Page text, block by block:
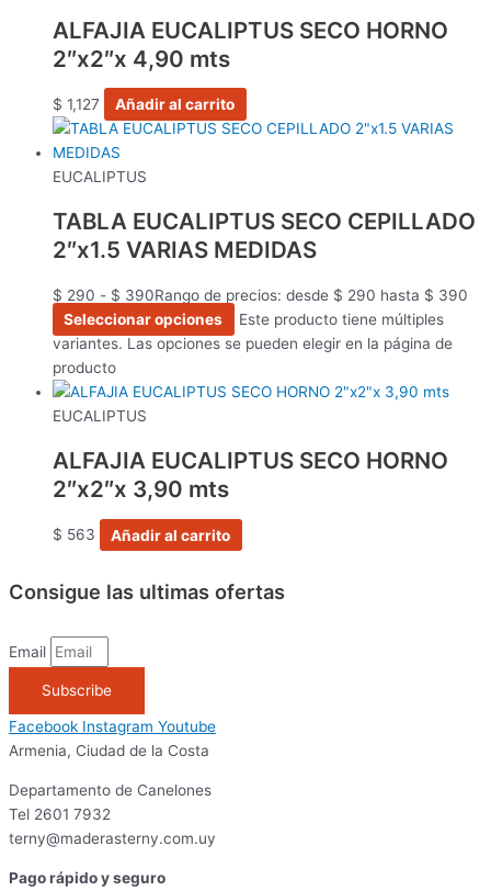
ALFAJIA EUCALIPTUS SECO HORNO
2″x2″x 4,90 mts
$ 1,127 Añadir al carrito
EUCALIPTUS
TABLA EUCALIPTUS SECO CEPILLADO
2″x1.5 VARIAS MEDIDAS
$ 290 - $ 390Rango de precios: desde $ 290 hasta $ 390
Seleccionar opciones
Este producto tiene múltiples
variantes. Las opciones se pueden elegir en la página de
producto
EUCALIPTUS
ALFAJIA EUCALIPTUS SECO HORNO
2″x2″x 3,90 mts
$ 563 Añadir al carrito
Consigue las ultimas ofertas
Email
Subscribe
Facebook Instagram Youtube
Armenia, Ciudad de la Costa
Departamento de Canelones
Tel 2601 7932
terny@maderasterny.com.uy
Pago rápido y seguro